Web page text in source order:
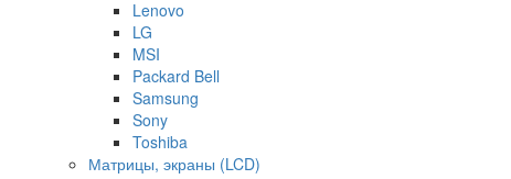
Lenovo
LG
MSI
Packard Bell
Samsung
Sony
Toshiba
Матрицы, экраны (LCD)